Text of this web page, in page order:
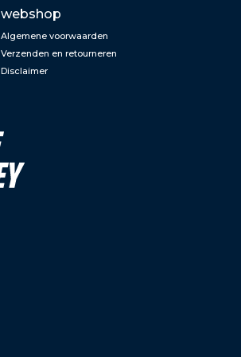
webshop
Algemene voorwaarden
Verzenden en retourneren
Disclaimer